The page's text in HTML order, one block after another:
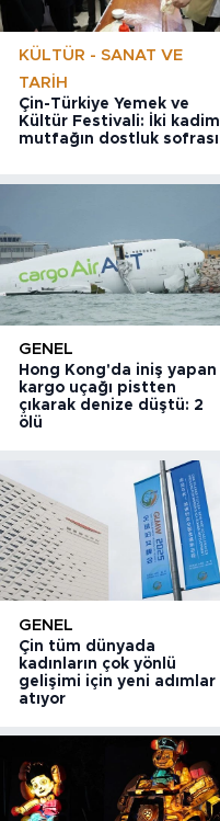
KÜLTÜR - SANAT VE
TARIH
Çin-Türkiye Yemek ve
Kültür Festivali: İki kadim
mutfağın dostluk sofrası
GENEL
Hong Kong'da iniş yapan
kargo uçağı pistten
çıkarak denize düştü: 2
ölü
GENEL
Çin tüm dünyada
kadınların çok yönlü
gelişimi için yeni adımlar
atıyor